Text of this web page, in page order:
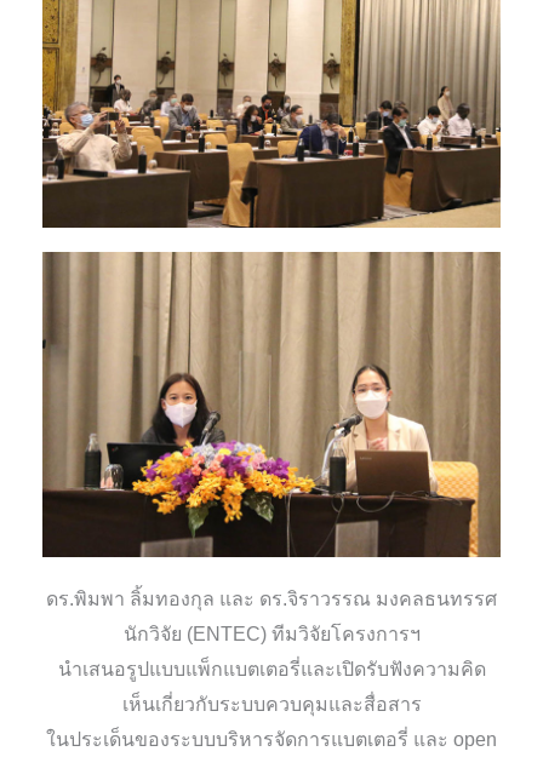
ดร.พิมพา ลิ้มทองกุล และ ดร.จิราวรรณ มงคลธนทรรศ
นักวิจัย (ENTEC) ทีมวิจัยโครงการฯ
นำเสนอรูปแบบแพ็กแบตเตอรี่และเปิดรับฟังความคิด
เห็นเกี่ยวกับระบบควบคุมและสื่อสาร
ในประเด็นของระบบบริหารจัดการแบตเตอรี่ และ open